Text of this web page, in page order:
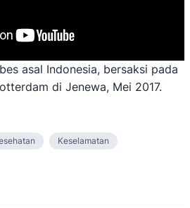
asal Indonesia, bersaksi pada
di Jenewa, Mei 2017.
Keselamatan